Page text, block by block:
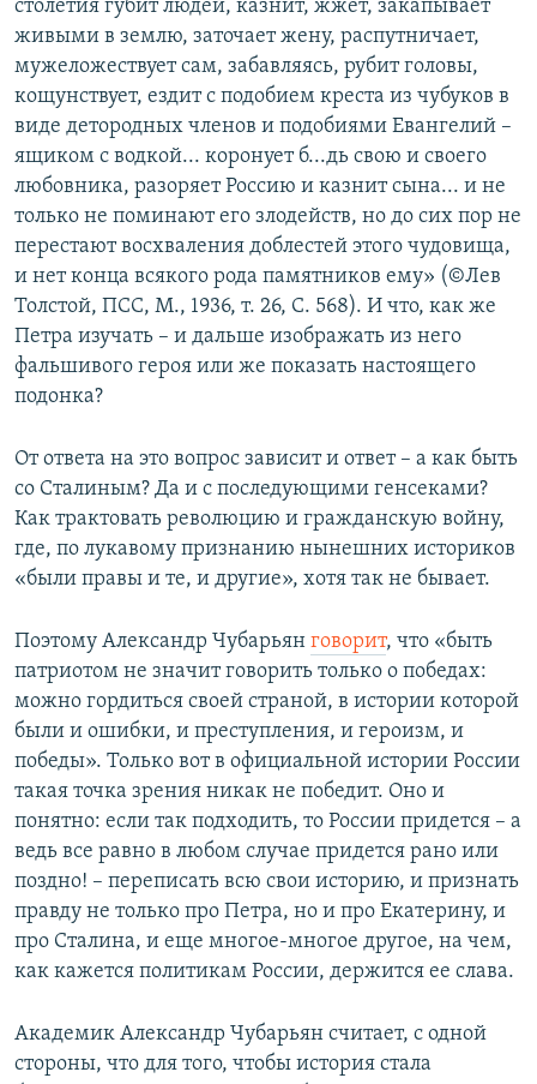
столетия губит людей, казнит, жжет, закапывает
живыми в землю, заточает жену, распутничает,
мужеложествует сам, забавляясь, рубит головы,
кощунствует, ездит с подобием креста из чубуков в
виде детородных членов и подобиями Евангелий –
ящиком с водкой... коронует б...дь свою и своего
любовника, разоряет Россию и казнит сына... и не
только не поминают его злодейств, но до сих пор не
перестают восхваления доблестей этого чудовища,
и нет конца всякого рода памятников ему» (©Лев
Толстой, ПСС, М., 1936, т. 26, С. 568). И что, как же
Петра изучать – и дальше изображать из него
фальшивого героя или же показать настоящего
подонка?
От ответа на это вопрос зависит и ответ – а как быть
со Сталиным? Да и с последующими генсеками?
Как трактовать революцию и гражданскую войну,
где, по лукавому признанию нынешних историков
«были правы и те, и другие», хотя так не бывает.
Поэтому Александр Чубарьян говорит, что «быть
патриотом не значит говорить только о победах:
можно гордиться своей страной, в истории которой
были и ошибки, и преступления, и героизм, и
победы». Только вот в официальной истории России
такая точка зрения никак не победит. Оно и
понятно: если так подходить, то России придется – а
ведь все равно в любом случае придется рано или
поздно! – переписать всю свои историю, и признать
правду не только про Петра, но и про Екатерину, и
про Сталина, и еще многое-многое другое, на чем,
как кажется политикам России, держится ее слава.
Академик Александр Чубарьян считает, с одной
стороны, что для того, чтобы история стала